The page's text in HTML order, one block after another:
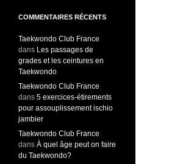
COMMENTAIRES RÉCENTS
Taekwondo Club France
dans Les passages de
grades et les ceintures en
Taekwondo
Taekwondo Club France
dans 5 exercices-étirements
pour assouplissement ischio
jambier
Taekwondo Club France
dans À quel âge peut on faire
du Taekwondo?